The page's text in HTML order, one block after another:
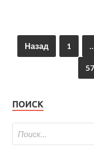
Назад 1
57
ПОИСК